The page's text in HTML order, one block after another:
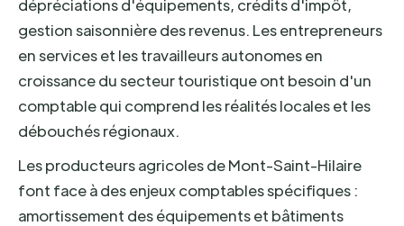
dépréciations d'équipements, crédits d'impôt,
gestion saisonnière des revenus. Les entrepreneurs
en services et les travailleurs autonomes en
croissance du secteur touristique ont besoin d'un
comptable qui comprend les réalités locales et les
débouchés régionaux.
Les producteurs agricoles de Mont-Saint-Hilaire
font face à des enjeux comptables spécifiques :
amortissement des équipements et bâtiments